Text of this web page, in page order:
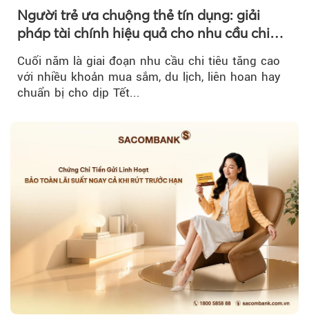
Người trẻ ưa chuộng thẻ tín dụng: giải
pháp tài chính hiệu quả cho nhu cầu chi
Cuối năm là giai đoạn nhu cầu chi tiêu tăng cao
với nhiều khoản mua sắm, du lịch, liên hoan hay
chuẩn bị cho dịp Tết...